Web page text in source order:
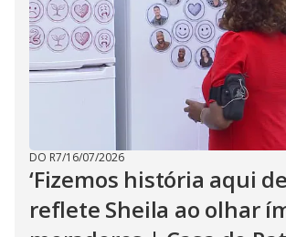
DO R7/16/07/2026
‘Fizemos história aqui
reflete Sheila ao olhar